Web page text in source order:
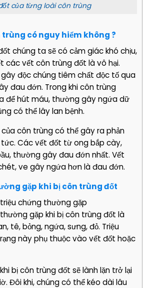
của từng loài côn trùng
trùng có nguy hiểm không ?
chúng ta sẽ có cảm giác khó chịu,
các vết côn trùng đốt là vô hại.
độc chúng tiêm chất độc tố qua
đau đớn. Trong khi côn trùng
để hút máu, thường gây ngứa dữ
có thể lây lan bệnh.
côn trùng có thể gây ra phản
Các vết đốt từ ong bắp cày,
thường gây đau đớn nhất. Vết
ve gây ngứa hơn là đau đớn.
gặp khi bị côn trùng đốt
chứng thường gặp
gặp khi bị côn trùng đốt là
tê, bỏng, ngứa, sưng, đỏ. Triệu
này phụ thuộc vào vết đốt hoặc
bị côn trùng đốt sẽ lành lặn trở lại
Đôi khi, chúng có thể kéo dài lâu